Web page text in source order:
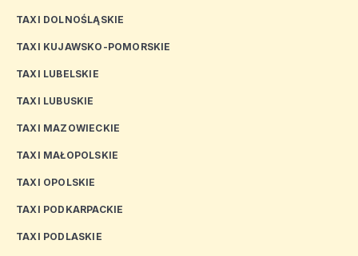
TAXI DOLNOŚLĄSKIE
TAXI KUJAWSKO-POMORSKIE
TAXI LUBELSKIE
TAXI LUBUSKIE
TAXI MAZOWIECKIE
TAXI MAŁOPOLSKIE
TAXI OPOLSKIE
TAXI PODKARPACKIE
TAXI PODLASKIE